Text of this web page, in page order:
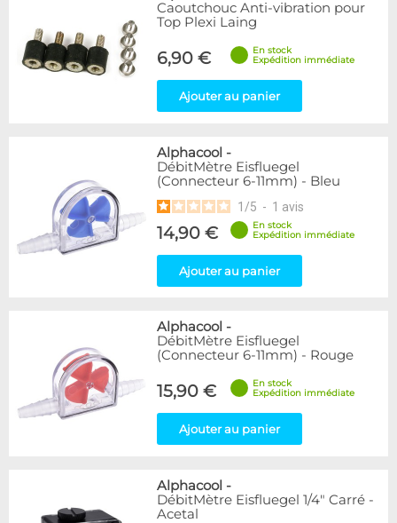
Articles en promotions
Appliquer
Caoutchouc Anti-vibration pour
Top Plexi Laing
6,90 €
En stock
Expédition immédiate
Ajouter au panier
Alphacool -
DébitMètre Eisfluegel
(Connecteur 6-11mm) - Bleu
1 /5 - 1 avis
14,90 €
En stock
Expédition immédiate
Ajouter au panier
Alphacool -
DébitMètre Eisfluegel
(Connecteur 6-11mm) - Rouge
15,90 €
En stock
Expédition immédiate
Ajouter au panier
Alphacool -
DébitMètre Eisfluegel 1/4" Carré -
Acetal